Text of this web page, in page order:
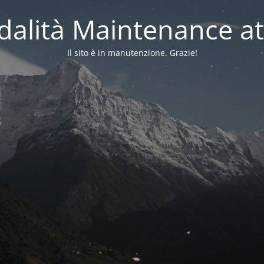
Maintenance
Il sito è in manutenzione. Grazie!